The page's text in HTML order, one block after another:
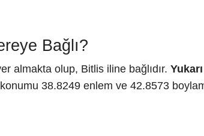
Bağlı?
almakta olup, Bitlis iline bağlıdır.
konumu 38.8249 enlem ve 42.8573